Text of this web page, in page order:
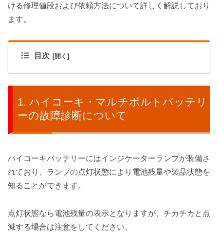
ける修理値段および依頼方法について詳しく解説しており
ます。
目次
ハイコーキ・マルチボルトバッテリ
ーの故障診断について
ハイコーキバッテリーにはインジケーターランプが装備さ
れており、ランプの点灯状態により電池残量や製品状態を
知ることができます。
点灯状態なら電池残量の表示となりますが、チカチカと点
滅する場合は注意をしてください。